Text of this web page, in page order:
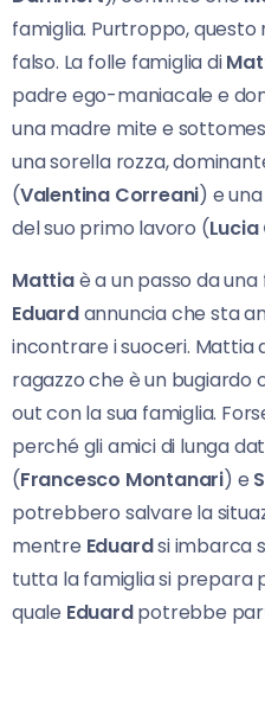
famiglia. Purtroppo,
falso. La folle famiglia di
padre ego-maniacale e
una madre mite e
una sorella rozza,
(Valentina Correani) e
del suo primo lavoro (
Mattiaè a un passo da una
Eduardannuncia che sta
incontrare i suoceri. Mattia
ragazzo che è un
out con la sua famiglia.
perché gli amici di lunga
(Francesco Montanari) e
potrebbero salvare la
mentre Eduardsi imbarca
tutta la famiglia si prepara
quale Eduardpotrebbe